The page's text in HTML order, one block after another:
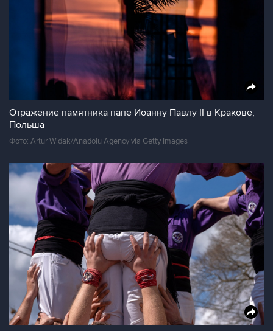
Отражение памятника папе Иоанну Павлу II в Кракове,
Польша
Фото: Artur Widak/Anadolu Agency via Getty Images